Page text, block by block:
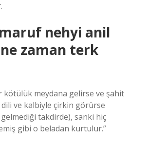
nehyi anil
zaman terk
kötülük meydana gelirse ve şahit
ve kalbiyle çirkin görürse
takdirde), sanki hiç
gibi o beladan kurtulur.”